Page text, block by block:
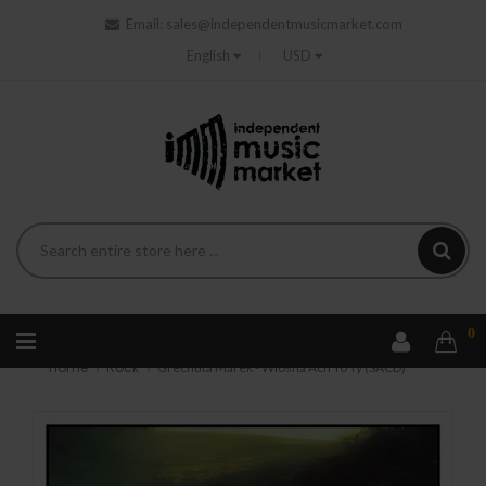
Email:
sales@independentmusicmarket.com
English
USD
0
Home Rock Grechuta Marek - Wiosna Ach To Ty (SACD)